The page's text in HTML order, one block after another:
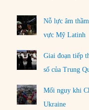
Nỗ lực âm
vực Mỹ Latinh
Giai đoạn tiếp
số của Trung
Mối nguy khi
Ukraine